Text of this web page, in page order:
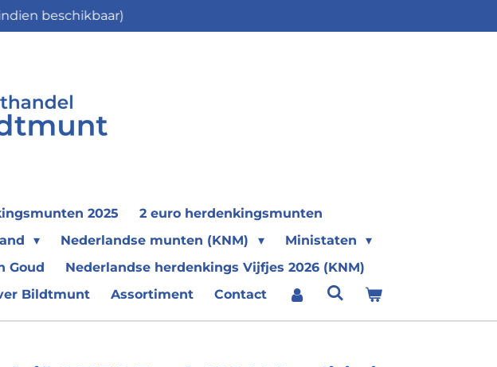
beschikbaar)
2025
2 euro herdenkingsmunten
Nederlandse munten (KNM)
Ministaten
Goud
Nederlandse herdenkings Vijfjes 2026 (KNM)
Bildtmunt Assortiment Contact